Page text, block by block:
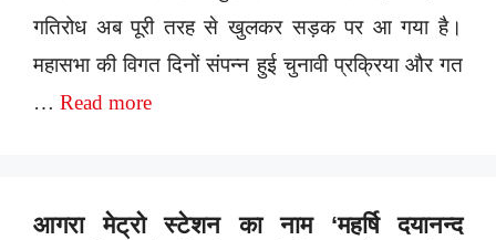
गतिरोध अब पूरी तरह से खुलकर सड़क पर आ गया है।
महासभा की विगत दिनों संपन्न हुई चुनावी प्रक्रिया और गत
… Read more
आगरा मेट्रो स्टेशन का नाम ‘महर्षि दयानन्द